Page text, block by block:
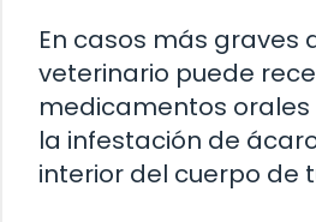
En casos más graves
veterinario puede
medicamentos
la infestación de
interior del cuerpo de